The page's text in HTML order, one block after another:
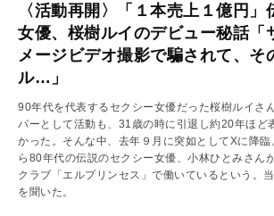
〈活動再開〉「１本売上１億円
女優、桜樹ルイのデビュー秘話「
メージビデオ撮影で騙されて、そ
ル…」
90年代を代表するセクシー女優だった桜樹ルイさ
パーとして活動も、31歳の時に引退し約20年ほど
かった。そんな中、去年９月に突如としてXに降
ら80年代の伝説のセクシー女優、小林ひとみさん
クラブ「エルプリンセス」で働いているという。
を聞いた。